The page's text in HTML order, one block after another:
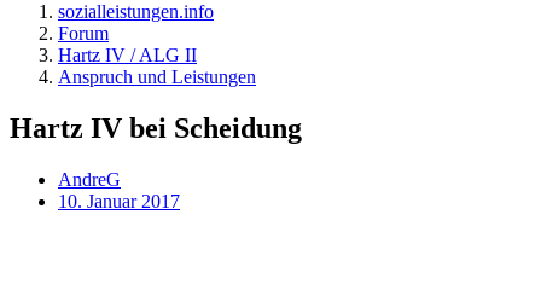
sozialleistungen.info
Forum
Hartz IV / ALG II
Anspruch und Leistungen
Hartz IV bei Scheidung
AndreG
10. Januar 2017